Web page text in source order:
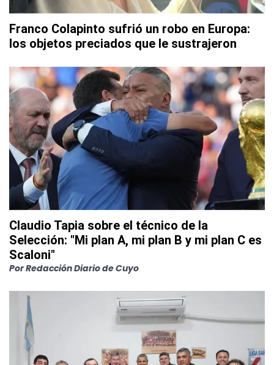
Franco Colapinto sufrió un robo en Europa:
los objetos preciados que le sustrajeron
Claudio Tapia sobre el técnico de la
Selección: "Mi plan A, mi plan B y mi plan C es
Scaloni"
PorRedacción Diario de Cuyo